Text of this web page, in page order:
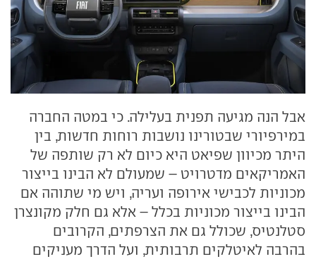
אבל הנה מגיעה תפנית בעלילה. כי במטה החברה
במירפיורי שבטורינו נושבות רוחות חדשות, בין
היתר מכיוון שפיאט היא כיום לא רק שותפה של
האמריקאים מדטרויט – שמעולם לא הבינו בייצור
מכוניות לכבישי אירופה ועריה, ויש מי שתוהה אם
הבינו בייצור מכוניות בכלל – אלא גם חלק מקונצרן
סטלנטיס, שכולל גם את הצרפתים, הקרובים
בהרבה לאיטלקים תרבותית, ועל הדרך מעניקים